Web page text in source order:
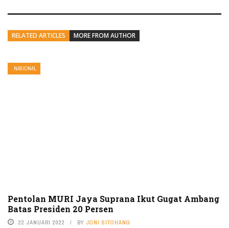
RELATED ARTICLES MORE FROM AUTHOR
NASIONAL
Pentolan MURI Jaya Suprana Ikut Gugat Ambang
Batas Presiden 20 Persen
22 JANUARI 2022 BY JONI SITOHANG